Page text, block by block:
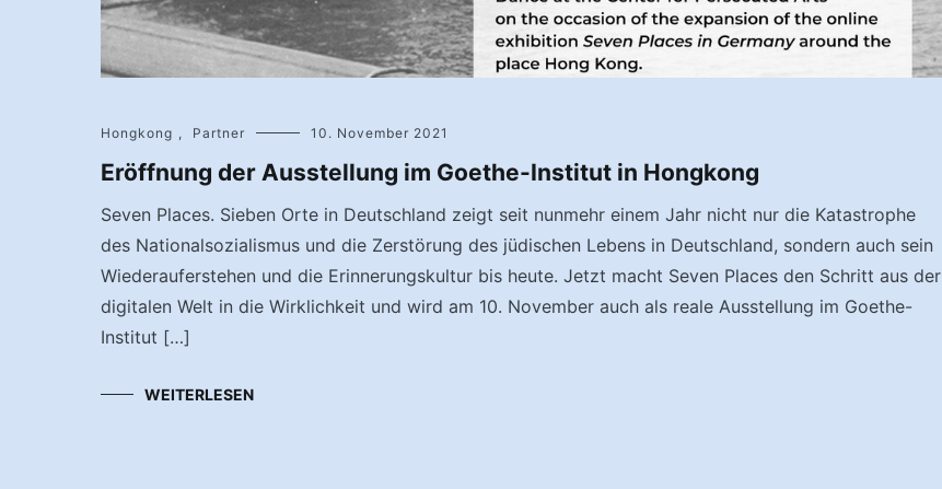
Hongkong , Partner 10. November 2021
Eröffnung der Ausstellung im Goethe-Institut in Hongkong
Seven Places. Sieben Orte in Deutschland zeigt seit nunmehr einem Jahr nicht nur die Katastrophe
des Nationalsozialismus und die Zerstörung des jüdischen Lebens in Deutschland, sondern auch sein
Wiederauferstehen und die Erinnerungskultur bis heute. Jetzt macht Seven Places den Schritt aus der
digitalen Welt in die Wirklichkeit und wird am 10. November auch als reale Ausstellung im Goethe-
Institut […]
WEITERLESEN